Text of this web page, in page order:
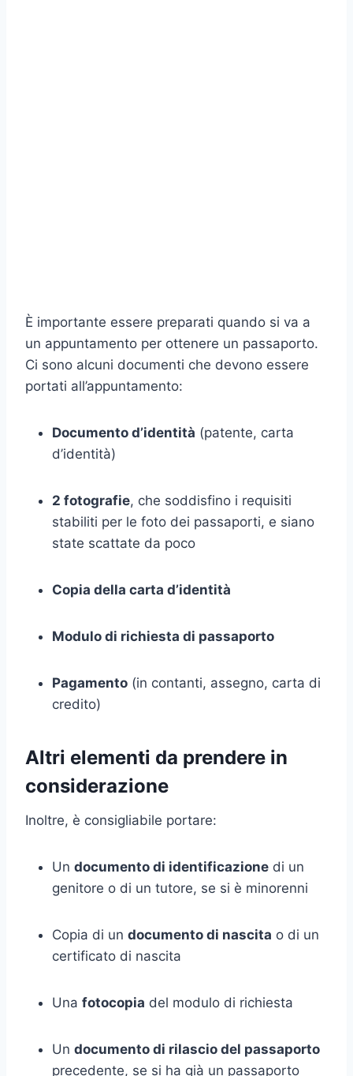
È importante essere preparati quando si va a
un appuntamento per ottenere un passaporto.
Ci sono alcuni documenti che devono essere
portati all’appuntamento:
Documento d’identità (patente, carta
d’identità)
2 fotografie, che soddisfino i requisiti
stabiliti per le foto dei passaporti, e siano
state scattate da poco
Copia della carta d’identità
Modulo di richiesta di passaporto
Pagamento (in contanti, assegno, carta di
credito)
Altri elementi da prendere in
considerazione
Inoltre, è consigliabile portare:
Un documento di identificazione di un
genitore o di un tutore, se si è minorenni
Copia di un documento di nascita o di un
certificato di nascita
Una fotocopia del modulo di richiesta
Un documento di rilascio del passaporto
precedente, se si ha già un passaporto